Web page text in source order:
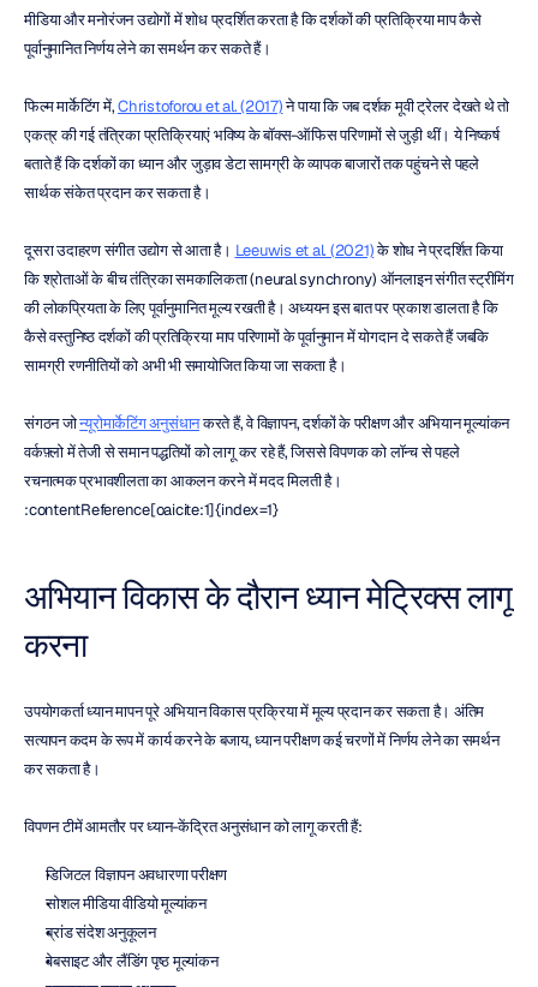
मीडिया और मनोरंजन उद्योगों में शोध प्रदर्शित करता है कि दर्शकों की प्रतिक्रिया माप कैसे
पूर्वानुमानित निर्णय लेने का समर्थन कर सकते हैं।
फिल्म मार्केटिंग में, Christoforou et al. (2017) ने पाया कि जब दर्शक मूवी ट्रेलर देखते थे तो
एकत्र की गई तंत्रिका प्रतिक्रियाएं भविष्य के बॉक्स-ऑफिस परिणामों से जुड़ी थीं। ये निष्कर्ष
बताते हैं कि दर्शकों का ध्यान और जुड़ाव डेटा सामग्री के व्यापक बाजारों तक पहुंचने से पहले
सार्थक संकेत प्रदान कर सकता है।
दूसरा उदाहरण संगीत उद्योग से आता है। Leeuwis et al. (2021) के शोध ने प्रदर्शित किया
कि श्रोताओं के बीच तंत्रिका समकालिकता (neural synchrony) ऑनलाइन संगीत स्ट्रीमिंग
की लोकप्रियता के लिए पूर्वानुमानित मूल्य रखती है। अध्ययन इस बात पर प्रकाश डालता है कि
कैसे वस्तुनिष्ठ दर्शकों की प्रतिक्रिया माप परिणामों के पूर्वानुमान में योगदान दे सकते हैं जबकि
सामग्री रणनीतियों को अभी भी समायोजित किया जा सकता है।
संगठन जो न्यूरोमार्केटिंग अनुसंधान करते हैं, वे विज्ञापन, दर्शकों के परीक्षण और अभियान मूल्यांकन
वर्कफ़्लो में तेजी से समान पद्धतियों को लागू कर रहे हैं, जिससे विपणक को लॉन्च से पहले
रचनात्मक प्रभावशीलता का आकलन करने में मदद मिलती है।
:contentReference[oaicite:1]{index=1}
अभियान विकास के दौरान ध्यान मेट्रिक्स लागू
करना
उपयोगकर्ता ध्यान मापन पूरे अभियान विकास प्रक्रिया में मूल्य प्रदान कर सकता है। अंतिम
सत्यापन कदम के रूप में कार्य करने के बजाय, ध्यान परीक्षण कई चरणों में निर्णय लेने का समर्थन
कर सकता है।
विपणन टीमें आमतौर पर ध्यान-केंद्रित अनुसंधान को लागू करती हैं:
डिजिटल विज्ञापन अवधारणा परीक्षण
सोशल मीडिया वीडियो मूल्यांकन
ब्रांड संदेश अनुकूलन
वेबसाइट और लैंडिंग पृष्ठ मूल्यांकन